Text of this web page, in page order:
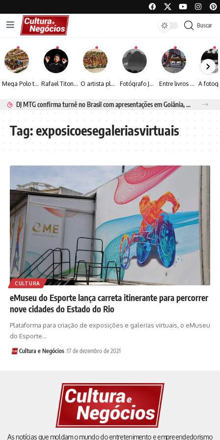
Buscar
Mega Polo transforma lançamento de coleção em plataforma nacional de negócios e projeta crescimento de mais de 15% Rafael Titonelly leva magia e acolhimento a crianças em tratamento oncológico em Juiz de Fora O artista plástico Jorge Luiz transforma sustentabilidade e criatividade em arte contemporânea Fotógrafo José Roberto apresenta um olhar sensível sobre arquitetura, formas e luz na fotografia Entre livros e fotografia autoral, Sebastião Reis consolida uma trajetória marcada pelo olhar artístico
DJ MTG confirma turnê no Brasil com apresentações em Goiânia, Porto Seguro e Rio de Janeiro
Tag:exposicoesegaleriasvirtuais
CULTURA
eMuseu do Esporte lança carreta itinerante para percorrer
nove cidades do Estado do Rio
Plataforma para criação de exposições e galerias virtuais, o eMuseu
do Esporte…
Cultura e Negócios 17 de dezembro de 2021
As notícias que moldam o mundo do entretenimento e empreendedorismo